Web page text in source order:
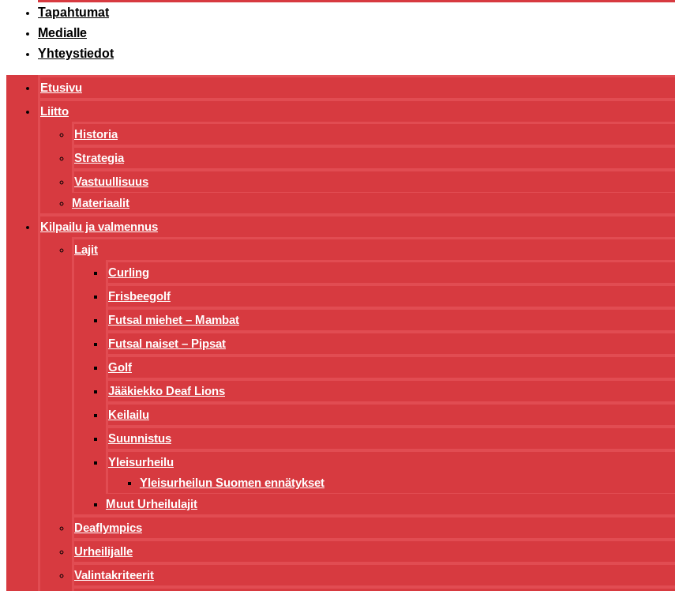
Tapahtumat
Medialle
Yhteystiedot
Etusivu
Liitto
Historia
Strategia
Vastuullisuus
Materiaalit
Kilpailu ja valmennus
Lajit
Curling
Frisbeegolf
Futsal miehet – Mambat
Futsal naiset – Pipsat
Golf
Jääkiekko Deaf Lions
Keilailu
Suunnistus
Yleisurheilu
Yleisurheilun Suomen ennätykset
Muut Urheilulajit
Deaflympics
Urheilijalle
Valintakriteerit